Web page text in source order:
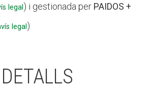
legal) i gestionada per PAIDOS +
legal)
DETALLS